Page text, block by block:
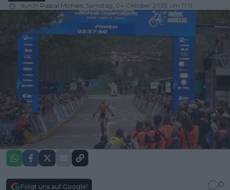
durch Pascal Michiels Samstag, 04 Oktober 2025 um 17:11
Folgt uns auf Google!
0